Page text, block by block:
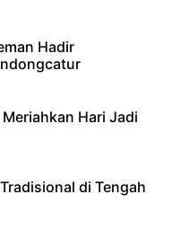
Hadir
Hari Jadi
di Tengah